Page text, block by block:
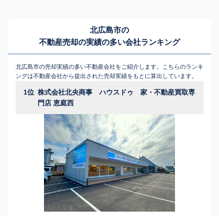
北広島市の
不動産売却の実績の多い会社ランキング
北広島市の売却実績の多い不動産会社をご紹介します。こちらのランキ
ングは不動産会社から提出された売却実績をもとに算出しています。
1位 株式会社北央商事 ハウスドゥ 家・不動産買取専
門店 恵庭西